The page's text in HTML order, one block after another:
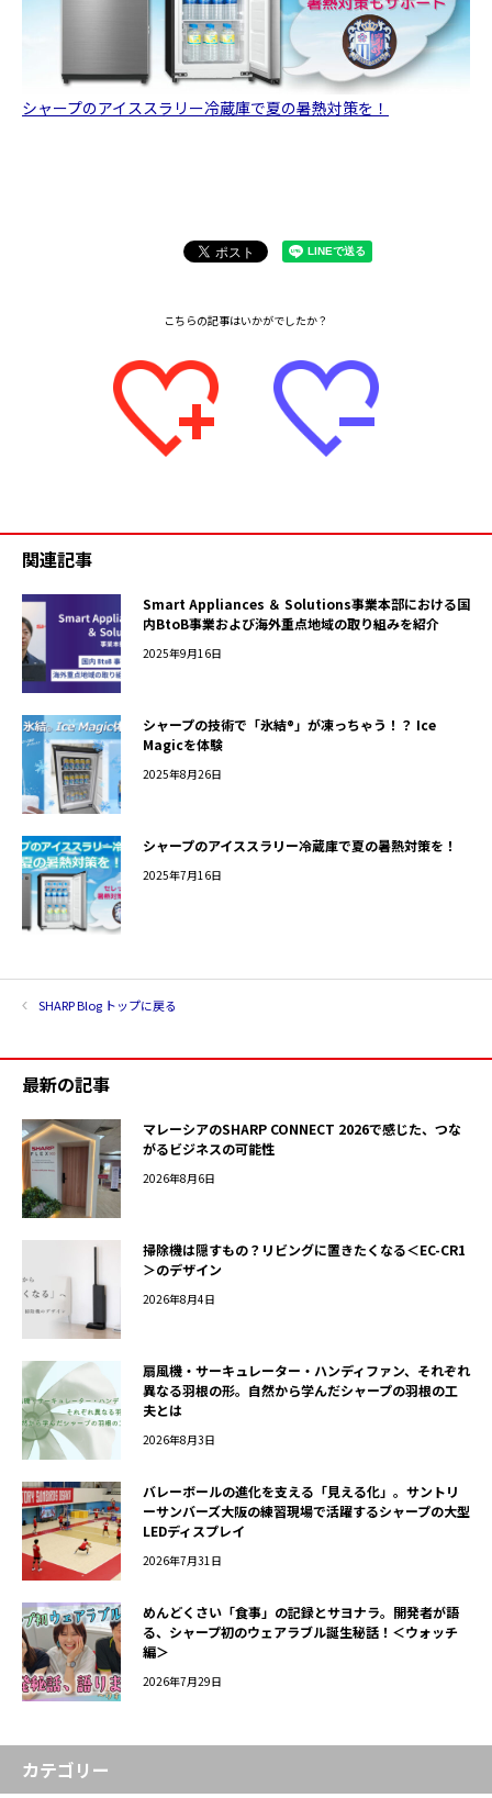
シャープのアイススラリー冷蔵庫で夏の暑熱対策を！
関連記事
Smart Appliances ＆ Solutions事業本部における国
内BtoB事業および海外重点地域の取り組みを紹介
2025年9月16日
シャープの技術で「氷結®」が凍っちゃう！？ Ice
Magicを体験
2025年8月26日
シャープのアイススラリー冷蔵庫で夏の暑熱対策を！
2025年7月16日
SHARP Blog トップに戻る
最新の記事
マレーシアのSHARP CONNECT 2026で感じた、つな
がるビジネスの可能性
2026年8月6日
掃除機は隠すもの？リビングに置きたくなる＜EC-CR1
＞のデザイン
2026年8月4日
扇風機・サーキュレーター・ハンディファン、それぞれ
異なる羽根の形。自然から学んだシャープの羽根の工
夫とは
2026年8月3日
バレーボールの進化を支える「見える化」。サントリ
ーサンバーズ大阪の練習現場で活躍するシャープの大型
LEDディスプレイ
2026年7月31日
めんどくさい「食事」の記録とサヨナラ。開発者が語
る、シャープ初のウェアラブル誕生秘話！＜ウォッチ
編＞
2026年7月29日
カテゴリー